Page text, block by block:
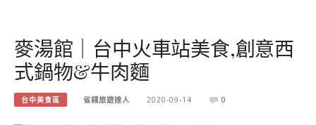
麥湯館｜台中火車站美食,創意西
式鍋物&牛肉麵
台中美食區 省錢旅遊達人 2020-09-14 0